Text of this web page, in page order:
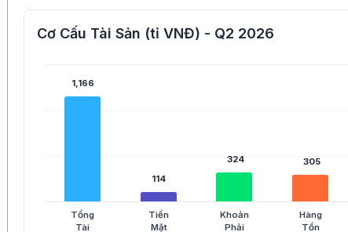
Cơ Cấu Tài Sản (tỉ VNĐ) - Q2 2026
1,166
1,166
114
114
324
324 305
305
Tổng
Tài
Tiền
Mặt
Khoản
Phải
Hàng
Tồn